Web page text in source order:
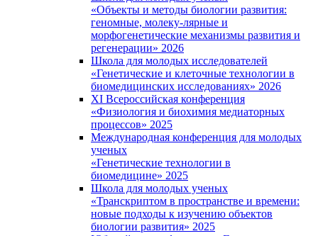
«Объекты и методы биологии развития:
геномные, молеку-лярные и
морфогенетические механизмы развития и
регенерации» 2026
Школа для молодых исследователей
«Генетические и клеточные технологии в
биомедицинских исследованиях» 2026
XI Всероссийская конференция
«Физиология и биохимия медиаторных
процессов» 2025
Международная конференция для молодых
ученых
«Генетические технологии в
биомедицине» 2025
Школа для молодых ученых
«Транскриптом в пространстве и времени:
новые подходы к изучению объектов
биологии развития» 2025